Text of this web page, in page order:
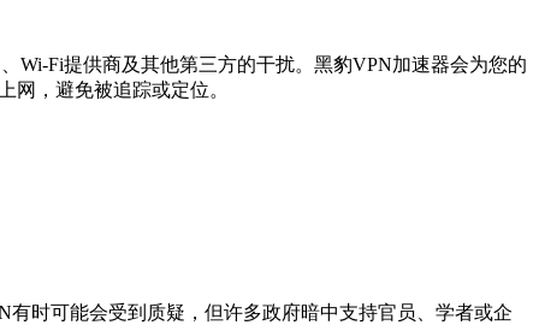
Wi-Fi提供商及其他第三方的干扰。黑豹VPN加速器会为您的
网，避免被追踪或定位。
时可能会受到质疑，但许多政府暗中支持官员、学者或企